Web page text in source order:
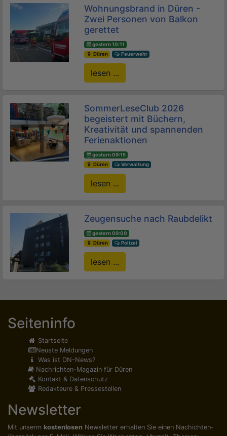
Wohnungsbrand in Düren -
Zwei Personen von Balkon
gerettet
gestern 10:11
Düren
Feuerwehr
lesen ...
SommerLeseClub 2026
begeistert mit Büchern,
Kreativität und spannenden
Ferienaktionen
gestern 09:15
Düren
Verwaltung
lesen ...
Zeugensuche nach Raubdelikt
gestern 09:00
Düren
Polizei
lesen ...
Seiteninfo
Startseite
Neuste Meldungen
Was ist DN-News?
Nachrichten-Magazin für Düren
Kontakt & Datenschutz
Redakteure & Pressestellen
Newsletter
Mit unserm kostenlosen Newsletter erhalten Sie einen Nachichten­